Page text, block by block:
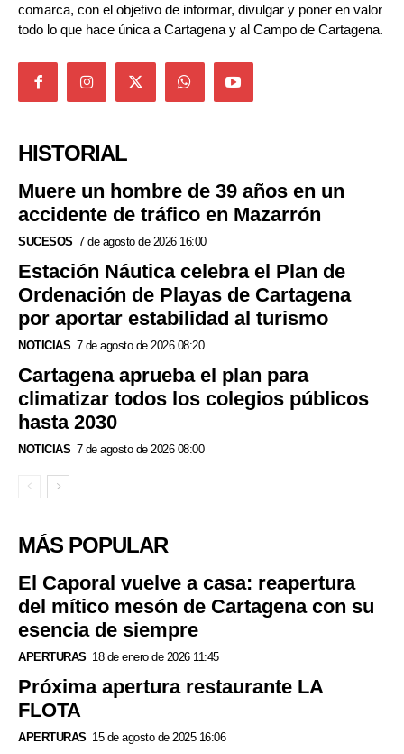
comarca, con el objetivo de informar, divulgar y poner en valor
todo lo que hace única a Cartagena y al Campo de Cartagena.
HISTORIAL
Muere un hombre de 39 años en un
accidente de tráfico en Mazarrón
SUCESOS 7 de agosto de 2026 16:00
Estación Náutica celebra el Plan de
Ordenación de Playas de Cartagena
por aportar estabilidad al turismo
NOTICIAS 7 de agosto de 2026 08:20
Cartagena aprueba el plan para
climatizar todos los colegios públicos
hasta 2030
NOTICIAS 7 de agosto de 2026 08:00
MÁS POPULAR
El Caporal vuelve a casa: reapertura
del mítico mesón de Cartagena con su
esencia de siempre
APERTURAS 18 de enero de 2026 11:45
Próxima apertura restaurante LA
FLOTA
APERTURAS 15 de agosto de 2025 16:06